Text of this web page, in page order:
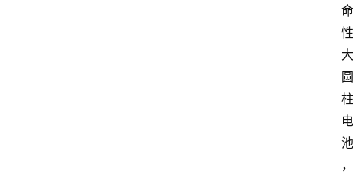
命
性
大
圆
柱
电
池
，